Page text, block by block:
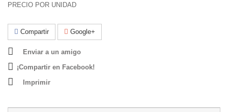
PRECIO POR UNIDAD
Compartir Google+
Enviar a un amigo
¡Compartir en Facebook!
Imprimir